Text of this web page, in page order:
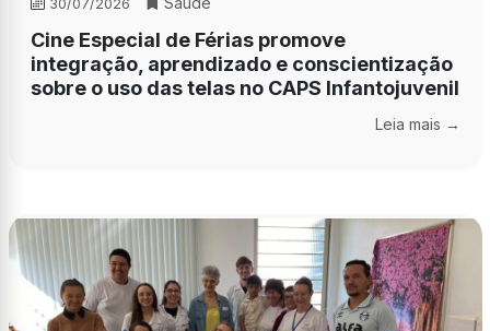
30/07/2026
Cine Especial de Férias promove
integração, aprendizado e conscientização
sobre o uso das telas no CAPS Infantojuvenil
Leia mais →